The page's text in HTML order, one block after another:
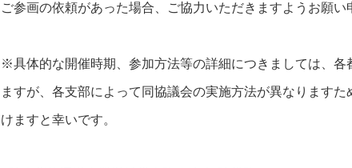
ご参画の依頼があった場合、ご協力いただきますようお願い
※具体的な開催時期、参加方法等の詳細につきましては、
ますが、各支部によって同協議会の実施方法が異なります
けますと幸いです。